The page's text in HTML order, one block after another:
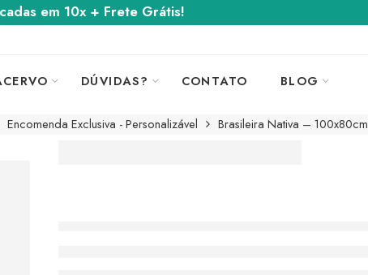
em 10x + Frete Grátis!
DÚVIDAS? CONTATO BLOG
Encomenda Exclusiva - Personalizável Brasileira Nativa – 100x80cm